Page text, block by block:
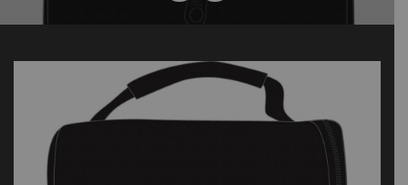
Add to
wishlist